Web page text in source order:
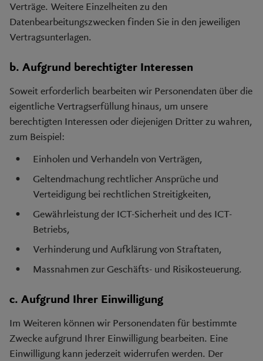
Verträge. Weitere Einzelheiten zu den
Datenbearbeitungszwecken finden Sie in den jeweiligen
Vertragsunterlagen.
b. Aufgrund berechtigter Interessen
Soweit erforderlich bearbeiten wir Personendaten über die
eigentliche Vertragserfüllung hinaus, um unsere
berechtigten Interessen oder diejenigen Dritter zu wahren,
zum Beispiel:
Einholen und Verhandeln von Verträgen,
Geltendmachung rechtlicher Ansprüche und
Verteidigung bei rechtlichen Streitigkeiten,
Gewährleistung der ICT-Sicherheit und des ICT-
Betriebs,
Verhinderung und Aufklärung von Straftaten,
Massnahmen zur Geschäfts- und Risikosteuerung.
c. Aufgrund Ihrer Einwilligung
Im Weiteren können wir Personendaten für bestimmte
Zwecke aufgrund Ihrer Einwilligung bearbeiten. Eine
Einwilligung kann jederzeit widerrufen werden. Der